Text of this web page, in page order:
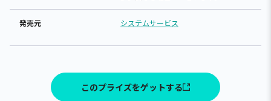
発売元 システムサービス
このプライズをゲットする